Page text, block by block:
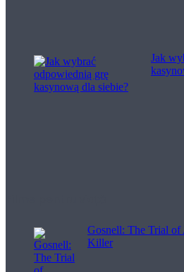
Jak
Gosnell: The Trial of
Killer